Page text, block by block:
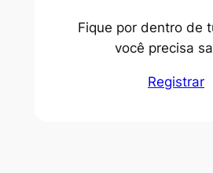
Fique por dentro de
você precisa
Registrar